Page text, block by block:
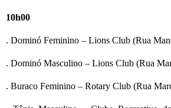
10h00
. Dominó Feminino – Lions Club (Rua
. Dominó Masculino – Lions Club (Rua
. Buraco Feminino – Rotary Club (Rua